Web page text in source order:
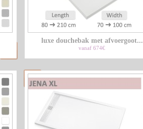
luxe douchebak met afvoergoot...
vanaf 674€